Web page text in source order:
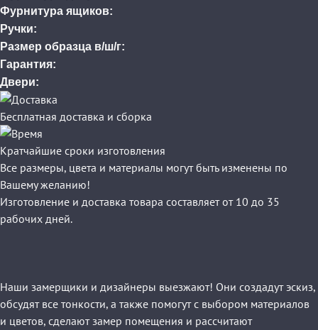
Фурнитура ящиков:
Ручки:
Размер образца в/ш/г:
Гарантия:
Двери:
Бесплатная доставка и сборка
Кратчайшие сроки изготовления
Все размеры, цвета и материалы могут быть изменены по
Вашему желанию!
Изготовление и доставка товара составляет от 10 до 35
рабочих дней.
Наши замерщики и дизайнеры выезжают! Они создадут эскиз,
обсудят все тонкости, а также помогут с выбором материалов
и цветов, сделают замер помещения и рассчитают